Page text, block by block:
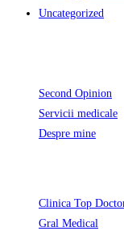
Uncategorized
Second Opinion
Servicii medicale
Despre mine
Clinica Top
Gral Medical